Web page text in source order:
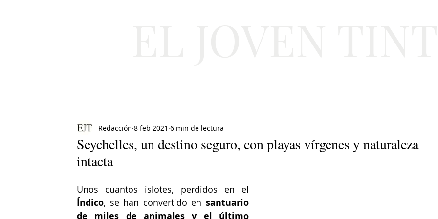
Seychelles, un destino seguro, con playas vírgenes y naturaleza
intacta
Redacción 8 feb 2021 6 min de lectura
Índico, se han convertido en santuario
de miles de animales y el último